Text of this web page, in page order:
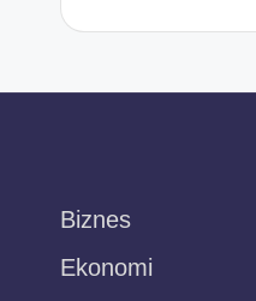
Biznes
Ekonomi